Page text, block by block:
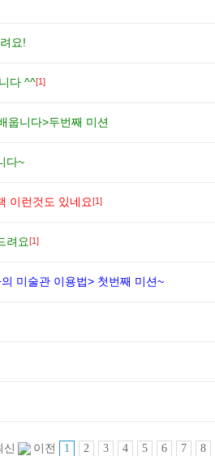
요!
다 ^^[1]
웁니다>두번째 미션
다~
이런것도 있네요[1]
려요[1]
미술관 이용법> 첫번째 미션~
신 이전 1 2 3 4 5 6 7 8